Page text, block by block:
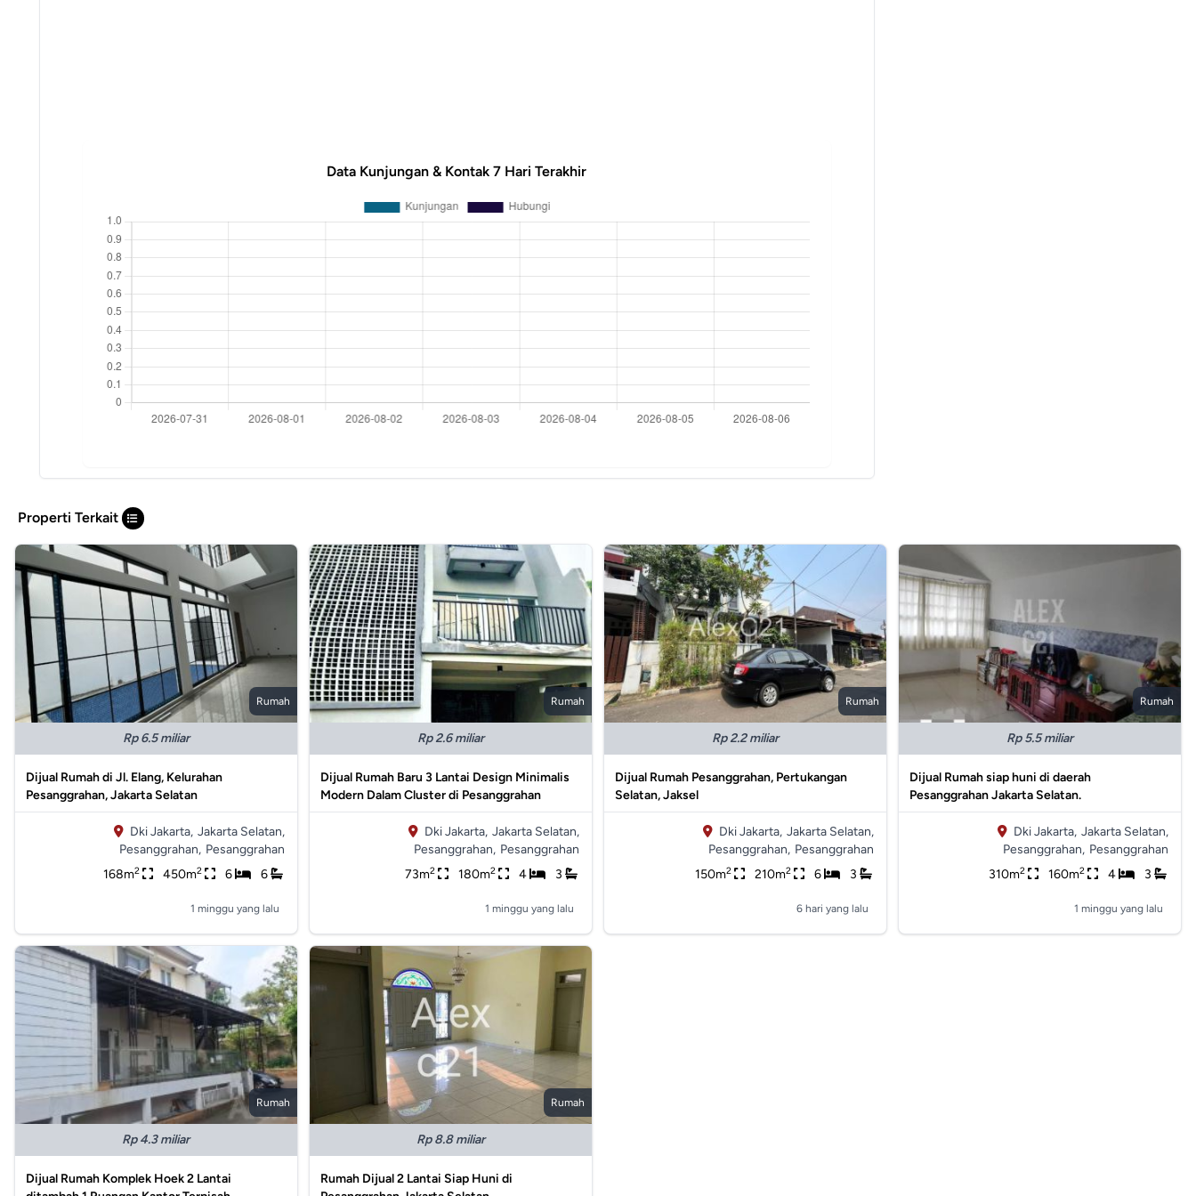
Data Kunjungan & Kontak 7 Hari Terakhir
Properti Terkait
Rumah
Rp 6.5 miliar
Dijual Rumah di Jl. Elang, Kelurahan
Pesanggrahan, Jakarta Selatan
Dki Jakarta, Jakarta Selatan,
Pesanggrahan, Pesanggrahan
168m2 450m2 6 6
1 minggu yang lalu
Rumah
Rp 2.6 miliar
Dijual Rumah Baru 3 Lantai Design Minimalis
Modern Dalam Cluster di Pesanggrahan
Dki Jakarta, Jakarta Selatan,
Pesanggrahan, Pesanggrahan
73m2 180m2 4 3
1 minggu yang lalu
Rumah
Rp 2.2 miliar
Dijual Rumah Pesanggrahan, Pertukangan
Selatan, Jaksel
Dki Jakarta, Jakarta Selatan,
Pesanggrahan, Pesanggrahan
150m2 210m2 6 3
6 hari yang lalu
Rumah
Rp 5.5 miliar
Dijual Rumah siap huni di daerah
Pesanggrahan Jakarta Selatan.
Dki Jakarta, Jakarta Selatan,
Pesanggrahan, Pesanggrahan
310m2 160m2 4 3
1 minggu yang lalu
Rumah
Rp 4.3 miliar
Dijual Rumah Komplek Hoek 2 Lantai
Rumah
Rp 8.8 miliar
Rumah Dijual 2 Lantai Siap Huni di